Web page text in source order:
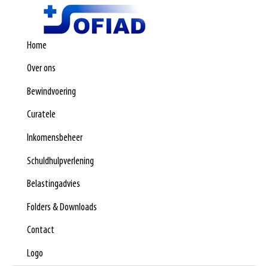
Home
Over ons
Bewindvoering
Curatele
Inkomensbeheer
Schuldhulpverlening
Belastingadvies
Folders & Downloads
Contact
Logo